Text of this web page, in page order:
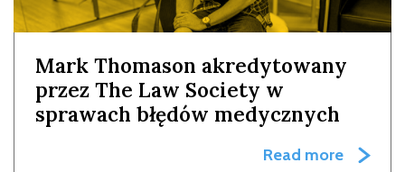
Mark Thomason akredytowany
przez The Law Society w
sprawach błędów medycznych
Read more